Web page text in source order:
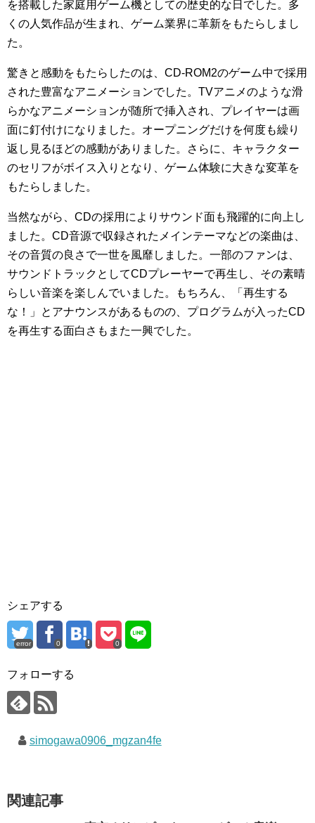
を搭載した家庭用ゲーム機としての歴史的な日でした。多
くの人気作品が生まれ、ゲーム業界に革新をもたらしまし
た。
驚きと感動をもたらしたのは、CD-ROM2のゲーム中で採用
された豊富なアニメーションでした。TVアニメのような滑
らかなアニメーションが随所で挿入され、プレイヤーは画
面に釘付けになりました。オープニングだけを何度も繰り
返し見るほどの感動がありました。さらに、キャラクター
のセリフがボイス入りとなり、ゲーム体験に大きな変革を
もたらしました。
当然ながら、CDの採用によりサウンド面も飛躍的に向上し
ました。CD音源で収録されたメインテーマなどの楽曲は、
その音質の良さで一世を風靡しました。一部のファンは、
サウンドトラックとしてCDプレーヤーで再生し、その素晴
らしい音楽を楽しんでいました。もちろん、「再生する
な！」とアナウンスがあるものの、プログラムが入ったCD
を再生する面白さもまた一興でした。
シェアする
error 0 0
フォローする
simogawa0906_mgzan4fe
関連記事